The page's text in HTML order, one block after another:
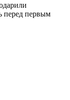
перед первым